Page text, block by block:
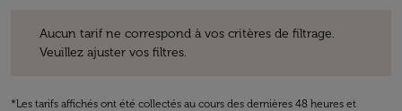
Aucun tarif ne correspond à vos critères de filtrage.
Veuillez ajuster vos filtres.
*Les tarifs affichés ont été collectés au cours des dernières 48 heures et